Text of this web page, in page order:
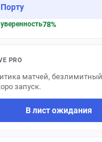
уверенность78%
PRO
матчей,
запуск.
В лист ожидания